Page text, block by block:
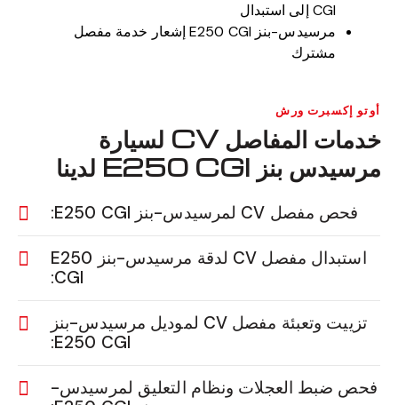
CGI إلى استبدال
مرسيدس-بنز E250 CGI إشعار خدمة مفصل
مشترك
أوتو إكسبرت ورش
خدمات المفاصل CV لسيارة
مرسيدس بنز E250 CGI لدينا
فحص مفصل CV لمرسيدس-بنز E250 CGI:
استبدال مفصل CV لدقة مرسيدس-بنز E250
CGI:
تزييت وتعبئة مفصل CV لموديل مرسيدس-بنز
E250 CGI:
فحص ضبط العجلات ونظام التعليق لمرسيدس-